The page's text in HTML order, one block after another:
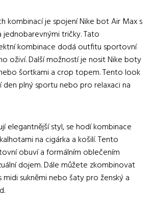
kombinací je spojení Nike bot Air Max s
tričky. Tato
kombinace dodá outfitu sportovní
oživí. Další možností je nosit Nike boty
šortkami a crop topem. Tento look
den plný sportu nebo pro relaxaci na
elegantnější styl, se hodí kombinace
na cigárka a košilí. Tento
obuví a formálním oblečením
dojem. Dále můžete zkombinovat
sukněmi nebo šaty pro ženský a